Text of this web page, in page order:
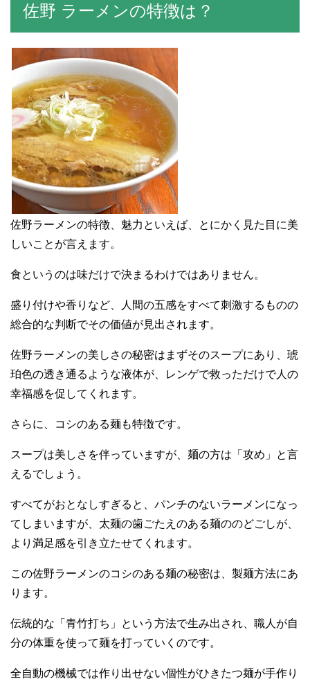
佐野 ラーメンの特徴は？
佐野ラーメンの特徴、魅力といえば、とにかく見た目に美
しいことが言えます。
食というのは味だけで決まるわけではありません。
盛り付けや香りなど、人間の五感をすべて刺激するものの
総合的な判断でその価値が見出されます。
佐野ラーメンの美しさの秘密はまずそのスープにあり、琥
珀色の透き通るような液体が、レンゲで救っただけで人の
幸福感を促してくれます。
さらに、コシのある麺も特徴です。
スープは美しさを伴っていますが、麺の方は「攻め」と言
えるでしょう。
すべてがおとなしすぎると、パンチのないラーメンになっ
てしまいますが、太麺の歯ごたえのある麺ののどごしが、
より満足感を引き立たせてくれます。
この佐野ラーメンのコシのある麺の秘密は、製麺方法にあ
ります。
伝統的な「青竹打ち」という方法で生み出され、職人が自
分の体重を使って麺を打っていくのです。
全自動の機械では作り出せない個性がひきたつ麺が手作り